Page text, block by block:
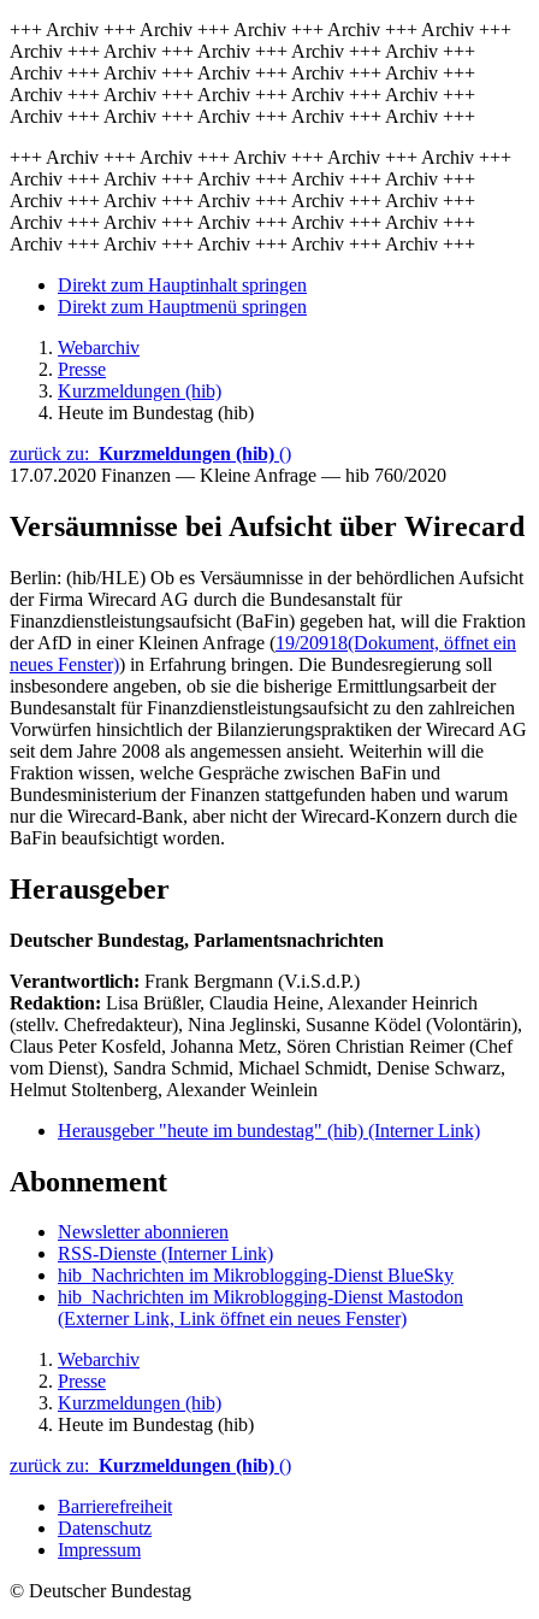
+++ Archiv +++ Archiv +++ Archiv +++ Archiv +++ Archiv +++
Archiv +++ Archiv +++ Archiv +++ Archiv +++ Archiv +++
Archiv +++ Archiv +++ Archiv +++ Archiv +++ Archiv +++
Archiv +++ Archiv +++ Archiv +++ Archiv +++ Archiv +++
Archiv +++ Archiv +++ Archiv +++ Archiv +++ Archiv +++
+++ Archiv +++ Archiv +++ Archiv +++ Archiv +++ Archiv +++
Archiv +++ Archiv +++ Archiv +++ Archiv +++ Archiv +++
Archiv +++ Archiv +++ Archiv +++ Archiv +++ Archiv +++
Archiv +++ Archiv +++ Archiv +++ Archiv +++ Archiv +++
Archiv +++ Archiv +++ Archiv +++ Archiv +++ Archiv +++
Direkt zum Hauptinhalt springen
Direkt zum Hauptmenü springen
Webarchiv
Presse
Kurzmeldungen (hib)
Heute im Bundestag (hib)
zurück zu: Kurzmeldungen (hib) ()
17.07.2020 Finanzen — Kleine Anfrage — hib 760/2020
Versäumnisse bei Aufsicht über Wirecard
Berlin: (hib/HLE) Ob es Versäumnisse in der behördlichen Aufsicht
der Firma Wirecard AG durch die Bundesanstalt für
Finanzdienstleistungsaufsicht (BaFin) gegeben hat, will die Fraktion
der AfD in einer Kleinen Anfrage (19/20918(Dokument, öffnet ein
neues Fenster)) in Erfahrung bringen. Die Bundesregierung soll
insbesondere angeben, ob sie die bisherige Ermittlungsarbeit der
Bundesanstalt für Finanzdienstleistungsaufsicht zu den zahlreichen
Vorwürfen hinsichtlich der Bilanzierungspraktiken der Wirecard AG
seit dem Jahre 2008 als angemessen ansieht. Weiterhin will die
Fraktion wissen, welche Gespräche zwischen BaFin und
Bundesministerium der Finanzen stattgefunden haben und warum
nur die Wirecard-Bank, aber nicht der Wirecard-Konzern durch die
BaFin beaufsichtigt worden.
Herausgeber
Deutscher Bundestag, Parlamentsnachrichten
Verantwortlich: Frank Bergmann (V.i.S.d.P.)
Redaktion: Lisa Brüßler, Claudia Heine, Alexander Heinrich
(stellv. Chefredakteur), Nina Jeglinski, Susanne Ködel (Volontärin),
Claus Peter Kosfeld, Johanna Metz, Sören Christian Reimer (Chef
vom Dienst), Sandra Schmid, Michael Schmidt, Denise Schwarz,
Helmut Stoltenberg, Alexander Weinlein
Herausgeber "heute im bundestag" (hib) (Interner Link)
Abonnement
Newsletter abonnieren
RSS-Dienste (Interner Link)
hib_Nachrichten im Mikroblogging-Dienst BlueSky
hib_Nachrichten im Mikroblogging-Dienst Mastodon
(Externer Link, Link öffnet ein neues Fenster)
Webarchiv
Presse
Kurzmeldungen (hib)
Heute im Bundestag (hib)
zurück zu: Kurzmeldungen (hib) ()
Barrierefreiheit
Datenschutz
Impressum
© Deutscher Bundestag